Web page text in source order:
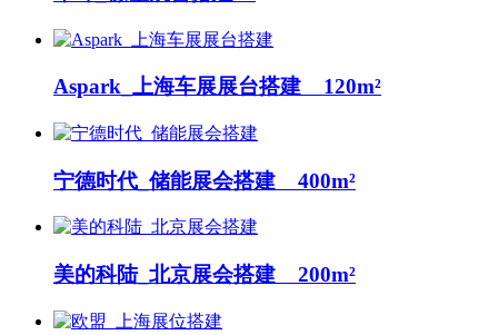
Aspark_上海车展展台搭建 120m²
宁德时代_储能展会搭建 400m²
美的科陆_北京展会搭建 200m²